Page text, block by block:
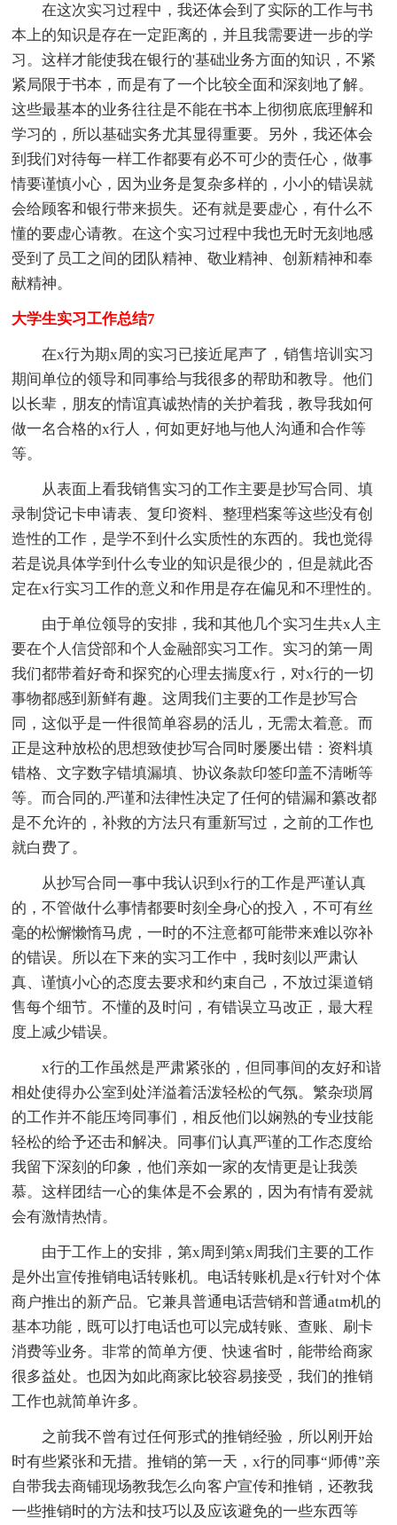
在这次实习过程中，我还体会到了实际的工作与书
本上的知识是存在一定距离的，并且我需要进一步的学
习。这样才能使我在银行的'基础业务方面的知识，不紧
紧局限于书本，而是有了一个比较全面和深刻地了解。
这些最基本的业务往往是不能在书本上彻彻底底理解和
学习的，所以基础实务尤其显得重要。另外，我还体会
到我们对待每一样工作都要有必不可少的责任心，做事
情要谨慎小心，因为业务是复杂多样的，小小的错误就
会给顾客和银行带来损失。还有就是要虚心，有什么不
懂的要虚心请教。在这个实习过程中我也无时无刻地感
受到了员工之间的团队精神、敬业精神、创新精神和奉
献精神。
大学生实习工作总结7
在x行为期x周的实习已接近尾声了，销售培训实习
期间单位的领导和同事给与我很多的帮助和教导。他们
以长辈，朋友的情谊真诚热情的关护着我，教导我如何
做一名合格的x行人，何如更好地与他人沟通和合作等
等。
从表面上看我销售实习的工作主要是抄写合同、填
录制贷记卡申请表、复印资料、整理档案等这些没有创
造性的工作，是学不到什么实质性的东西的。我也觉得
若是说具体学到什么专业的知识是很少的，但是就此否
定在x行实习工作的意义和作用是存在偏见和不理性的。
由于单位领导的安排，我和其他几个实习生共x人主
要在个人信贷部和个人金融部实习工作。实习的第一周
我们都带着好奇和探究的心理去揣度x行，对x行的一切
事物都感到新鲜有趣。这周我们主要的工作是抄写合
同，这似乎是一件很简单容易的活儿，无需太着意。而
正是这种放松的思想致使抄写合同时屡屡出错：资料填
错格、文字数字错填漏填、协议条款印签印盖不清晰等
等。而合同的.严谨和法律性决定了任何的错漏和纂改都
是不允许的，补救的方法只有重新写过，之前的工作也
就白费了。
从抄写合同一事中我认识到x行的工作是严谨认真
的，不管做什么事情都要时刻全身心的投入，不可有丝
毫的松懈懒惰马虎，一时的不注意都可能带来难以弥补
的错误。所以在下来的实习工作中，我时刻以严肃认
真、谨慎小心的态度去要求和约束自己，不放过渠道销
售每个细节。不懂的及时问，有错误立马改正，最大程
度上减少错误。
x行的工作虽然是严肃紧张的，但同事间的友好和谐
相处使得办公室到处洋溢着活泼轻松的气氛。繁杂琐屑
的工作并不能压垮同事们，相反他们以娴熟的专业技能
轻松的给予还击和解决。同事们认真严谨的工作态度给
我留下深刻的印象，他们亲如一家的友情更是让我羡
慕。这样团结一心的集体是不会累的，因为有情有爱就
会有激情热情。
由于工作上的安排，第x周到第x周我们主要的工作
是外出宣传推销电话转账机。电话转账机是x行针对个体
商户推出的新产品。它兼具普通电话营销和普通atm机的
基本功能，既可以打电话也可以完成转账、查账、刷卡
消费等业务。非常的简单方便、快速省时，能带给商家
很多益处。也因为如此商家比较容易接受，我们的推销
工作也就简单许多。
之前我不曾有过任何形式的推销经验，所以刚开始
时有些紧张和无措。推销的第一天，x行的同事“师傅”亲
自带我去商铺现场教我怎么向客户宣传和推销，还教我
一些推销时的方法和技巧以及应该避免的一些东西等